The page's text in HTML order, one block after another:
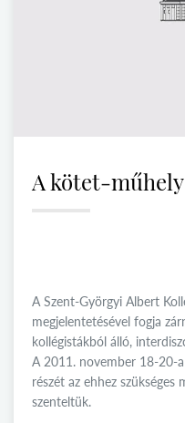
A kötet-
A Szent-Györgyi Albert
megjelentetésével fogja
kollégistákból álló,
A 2011. november 18-20-
részét az ehhez szükséges
szenteltük.